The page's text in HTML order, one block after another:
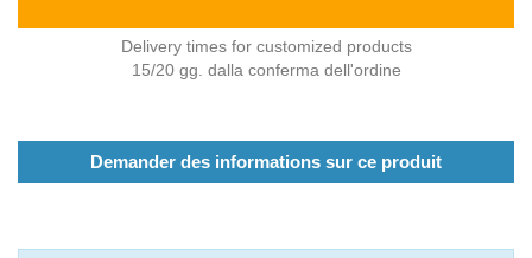
Delivery times for customized products
15/20 gg. dalla conferma dell'ordine
Demander des informations sur ce produit